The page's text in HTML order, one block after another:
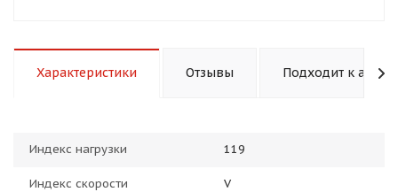
Характеристики Отзывы Подходит к авто
Индекс нагрузки 119
Индекс скорости V